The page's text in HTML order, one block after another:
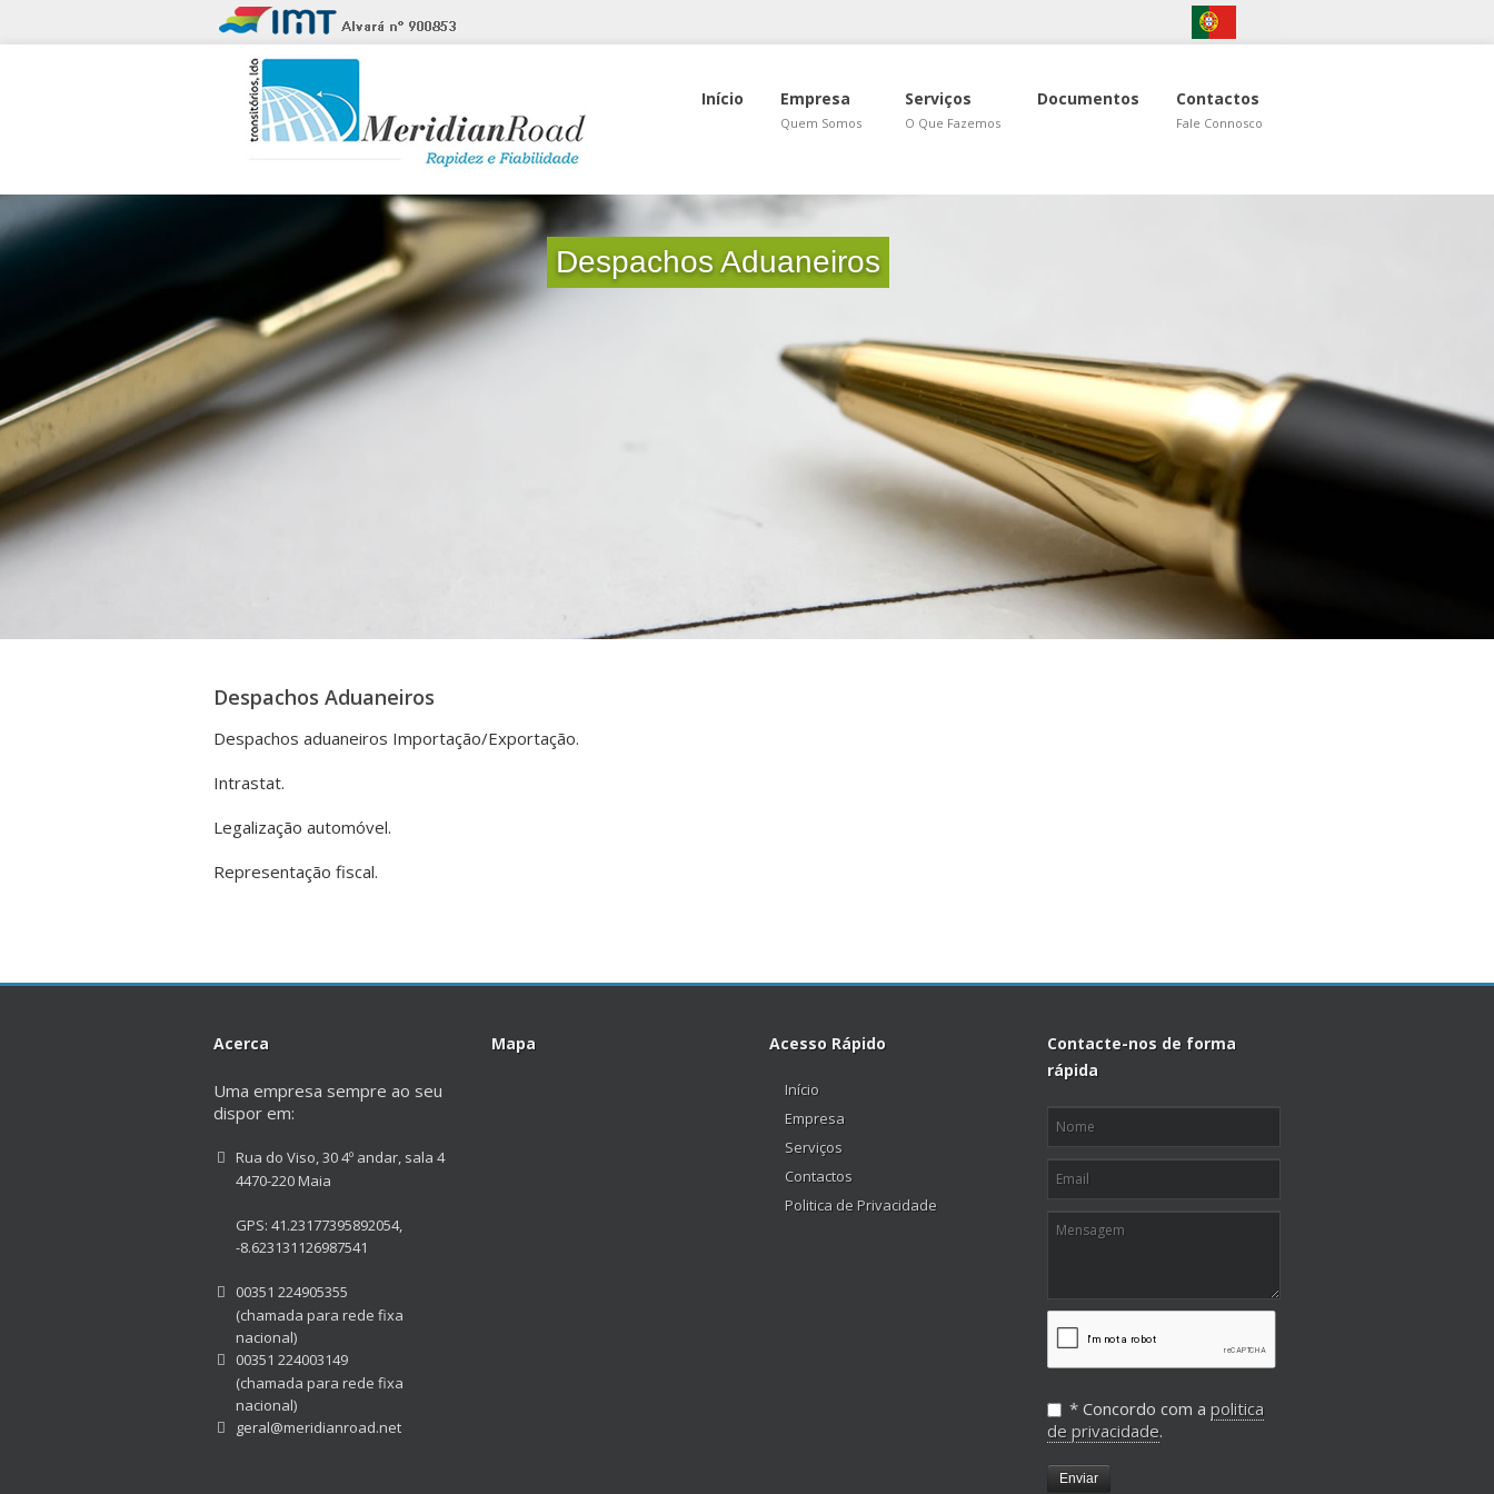
Início Empresa
Quem Somos
Serviços
O Que Fazemos
Documentos Contactos
Fale Connosco
Despachos Aduaneiros
Despachos Aduaneiros
Despachos aduaneiros Importação/Exportação.
Intrastat.
Legalização automóvel.
Representação fiscal.
Acerca
Uma empresa sempre ao seu
dispor em:
Rua do Viso, 30 4º andar, sala 4
4470-220 Maia
GPS: 41.23177395892054,
-8.623131126987541
00351 224905355
(chamada para rede fixa
nacional)
00351 224003149
(chamada para rede fixa
nacional)
geral@meridianroad.net
Mapa Acesso Rápido
Início
Empresa
Serviços
Contactos
Politica de Privacidade
Contacte-nos de forma
rápida
* Concordo com a politica
de privacidade.
Enviar